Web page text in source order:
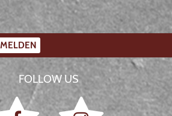
FOLLOW US